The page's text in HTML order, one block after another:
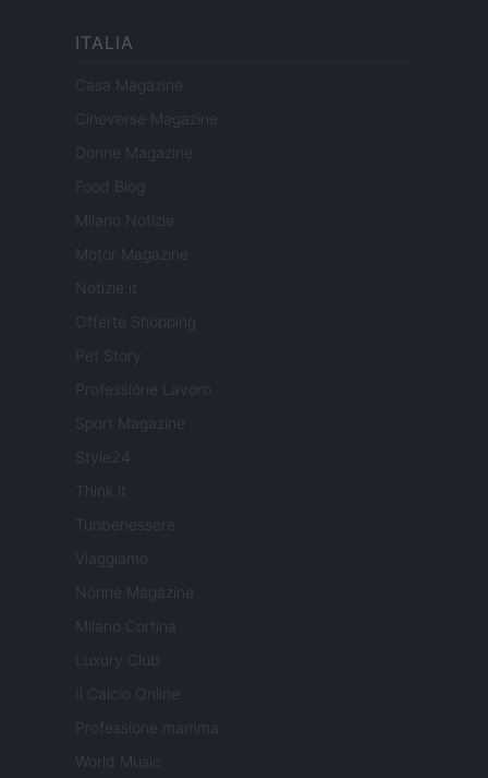
ITALIA
Casa Magazine
Cineverse Magazine
Donne Magazine
Food Blog
Milano Notizie
Motor Magazine
Notizie.it
Offerte Shopping
Pet Story
Professione Lavoro
Sport Magazine
Style24
Think.it
Tuobenessere
Viaggiamo
Nonne Magazine
Milano Cortina
Luxury Club
Il Calcio Online
Professione mamma
World Music